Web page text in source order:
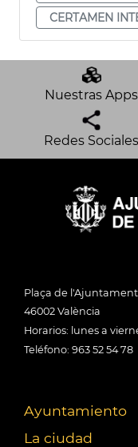
CERTAMEN
Nuestras Apps
Redes Sociales
Plaça de l'Ajuntament
46002 València
Horarios: lunes a
Teléfono: 963 52 54 78
Ayuntamiento
La ciudad